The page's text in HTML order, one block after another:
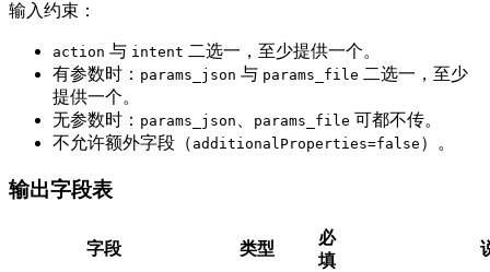
输入约束：
action 与 intent 二选一，至少提供一个。
有参数时： params_json 与 params_file 二选一，至少
提供一个。
无参数时： params_json params_file 可都不传。
不允许额外字段（ additionalProperties=false ）。
输出字段表
字段 类型
必
填